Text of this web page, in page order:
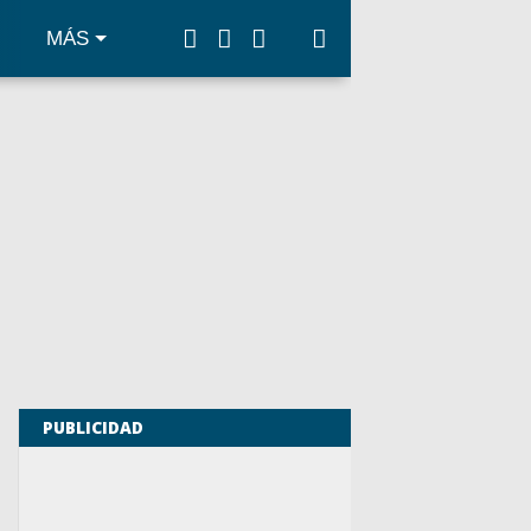
MÁS
PUBLICIDAD